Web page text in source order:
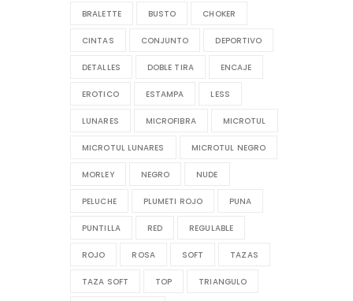
BRALETTE BUSTO CHOKER
CINTAS CONJUNTO DEPORTIVO
DETALLES DOBLE TIRA ENCAJE
EROTICO ESTAMPA LESS
LUNARES MICROFIBRA MICROTUL
MICROTUL LUNARES MICROTUL NEGRO
MORLEY NEGRO NUDE
PELUCHE PLUMETI ROJO PUNA
PUNTILLA RED REGULABLE
ROJO ROSA SOFT TAZAS
TAZA SOFT TOP TRIANGULO